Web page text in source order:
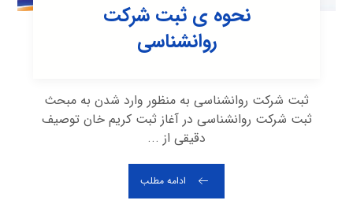
نحوه ی ثبت شرکت
روانشناسی
ثبت شرکت روانشناسی به منظور وارد شدن به مبحث
ثبت شرکت روانشناسی در آغاز ثبت کریم خان توصیف
دقیقی از ...
ادامه مطلب